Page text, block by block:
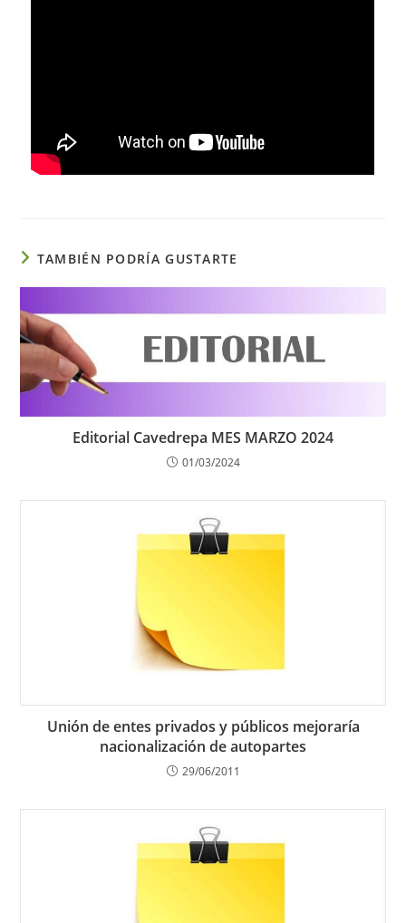
TAMBIÉN PODRÍA GUSTARTE
Editorial Cavedrepa MES MARZO 2024
01/03/2024
Unión de entes privados y públicos mejoraría
nacionalización de autopartes
29/06/2011